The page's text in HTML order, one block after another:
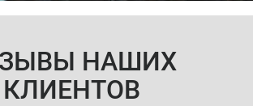
НАШИХ
КЛИЕНТОВ